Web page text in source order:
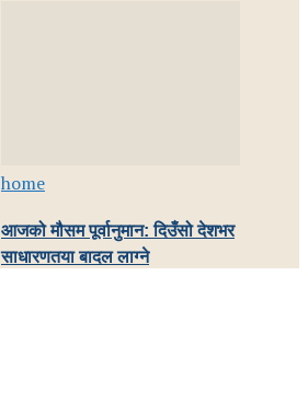
home
आजको मौसम पूर्वानुमान: दिउँसो देशभर
साधारणतया बादल लाग्ने